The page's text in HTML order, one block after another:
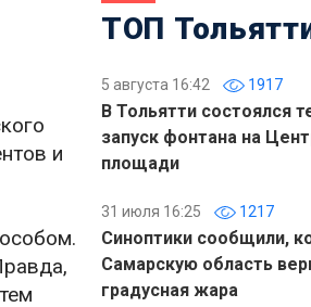
и
ТОП
5 августа 16:42 1917
В Тольятти состоялся
запуск фонтана на
площади
31 июля 16:25 1217
Синоптики сообщили,
Самарскую область
градусная жара